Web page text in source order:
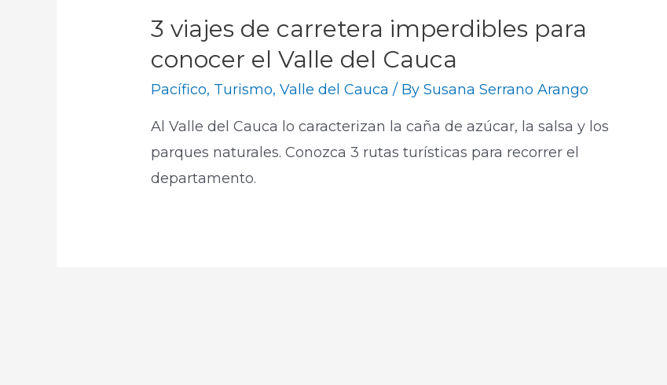
3 viajes de carretera imperdibles para
conocer el Valle del Cauca
Pacífico, Turismo,Valle del Cauca / BySusana Serrano Arango
Al Valle del Cauca lo caracterizan la caña de azúcar, la salsa y los
parques naturales. Conozca 3 rutas turísticas para recorrer el
departamento.​